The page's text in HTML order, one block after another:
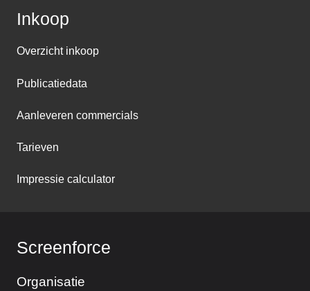
Inkoop
Overzicht inkoop
Publicatiedata
Aanleveren commercials
Tarieven
Impressie calculator
Screenforce
Organisatie